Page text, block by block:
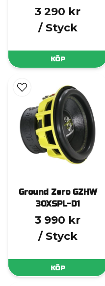
3 290 kr
/ Styck
KÖP
Ground Zero GZHW
30XSPL-D1
3 990 kr
/ Styck
KÖP